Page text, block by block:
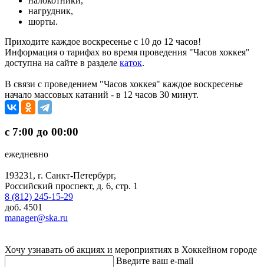
нагрудник,
шорты.
Приходите каждое воскресенье с 10 до 12 часов!
Информация о тарифах во время проведения "Часов хоккея"
доступна на сайте в разделе каток.
В связи с проведением "Часов хоккея" каждое воскресенье
начало массовых катаний - в 12 часов 30 минут.
с 7:00 до 00:00
ежедневно
193231, г. Санкт-Петербург,
Российский проспект, д. 6, стр. 1
8 (812) 245-15-29
доб. 4501
manager@ska.ru
Хочу узнавать об акциях и мероприятиях в Хоккейном городе
Введите ваш e-mail